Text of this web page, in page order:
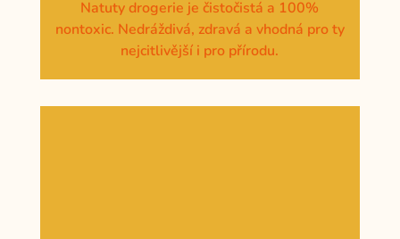
Natuty drogerie je čistočistá a 100%
nontoxic. Nedráždivá, zdravá a vhodná pro ty
nejcitlivější i pro přírodu.